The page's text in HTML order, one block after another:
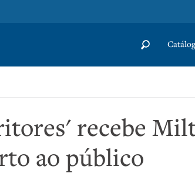
recebe
ao público